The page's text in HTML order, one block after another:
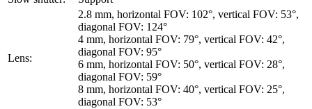
Lens:
2.8 mm, horizontal FOV: 102°, vertical FOV: 53°,
diagonal FOV: 124°
4 mm, horizontal FOV: 79°, vertical FOV: 42°,
diagonal FOV: 95°
6 mm, horizontal FOV: 50°, vertical FOV: 28°,
diagonal FOV: 59°
8 mm, horizontal FOV: 40°, vertical FOV: 25°,
diagonal FOV: 53°